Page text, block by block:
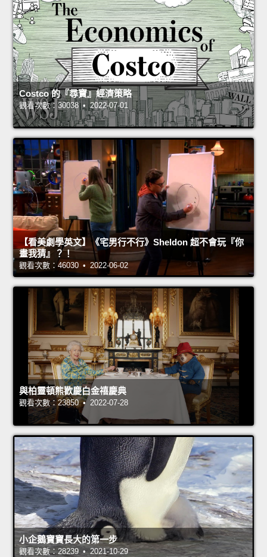
Costco 的『尋寶』經濟策略
觀看次數：30038 • 2022-07-01
【看美劇學英文】《宅男行不行》Sheldon 超不會玩『你
畫我猜』？！
觀看次數：46030 • 2022-06-02
與柏靈頓熊歡慶白金禧慶典
觀看次數：23850 • 2022-07-28
小企鵝寶寶長大的第一步
觀看次數：28239 • 2021-10-29